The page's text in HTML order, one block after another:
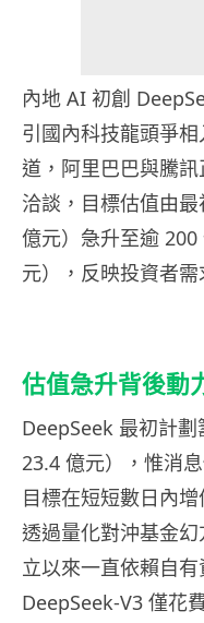
內地 AI 初創
引國內科技龍頭爭
道，阿里巴巴與騰
洽談，目標估值由
億元）急升至逾
元），反映投資者需
估值急升背後動
DeepSeek 最初計
23.4 億元），惟消
目標在短短數日內
透過量化對沖基金
立以來一直依賴自
DeepSeek-V3 僅花